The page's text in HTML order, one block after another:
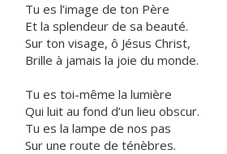
Tu es l’image de ton Père
Et la splendeur de sa beauté.
Sur ton visage, ô Jésus Christ,
Brille à jamais la joie du monde.
Tu es toi-même la lumière
Qui luit au fond d’un lieu obscur.
Tu es la lampe de nos pas
Sur une route de ténèbres.